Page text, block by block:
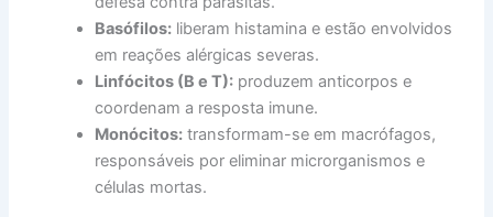
Basófilos: liberam histamina e estão envolvidos
em reações alérgicas severas.
Linfócitos (B e T): produzem anticorpos e
coordenam a resposta imune.
Monócitos: transformam-se em macrófagos,
responsáveis por eliminar microrganismos e
células mortas.